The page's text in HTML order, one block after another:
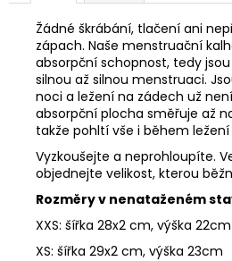
Žádné škrábání, tlačení ani
zápach. Naše menstruační
absorpční schopnost, tedy
silnou až silnou menstruaci.
noci a ležení na zádech už není
absorpční plocha směřuje až
takže pohltí vše i během
Vyzkoušejte a neprohloupíte.
objednejte velikost, kterou
Rozměry v nenataženém
XXS: šířka 28x2 cm, výška 22cm
XS: šířka 29x2 cm, výška 23cm